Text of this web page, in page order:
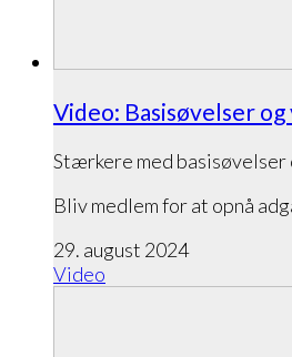
Video: Basisøvelser
Stærkere med
Bliv medlem for at opnå
29. august 2024
Video